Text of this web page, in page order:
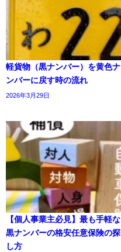
軽貨物（黒ナンバー）を黄色ナ
ンバーに戻す時の流れ
2026年3月29日
【個人事業主必見】最も手軽な
黒ナンバーの格安任意保険の探
し方